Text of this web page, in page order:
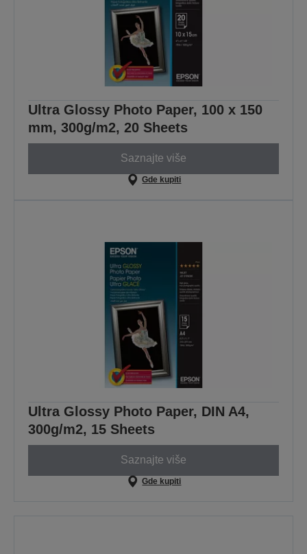
Ultra Glossy Photo Paper, 100 x 150
mm, 300g/m2, 20 Sheets
Saznajte više
Gde kupiti
Ultra Glossy Photo Paper, DIN A4,
300g/m2, 15 Sheets
Saznajte više
Gde kupiti